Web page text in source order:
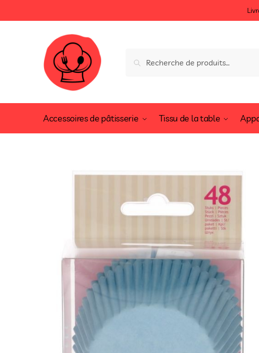
Recherche
Accessoires de pâtisserie Tissu de la table